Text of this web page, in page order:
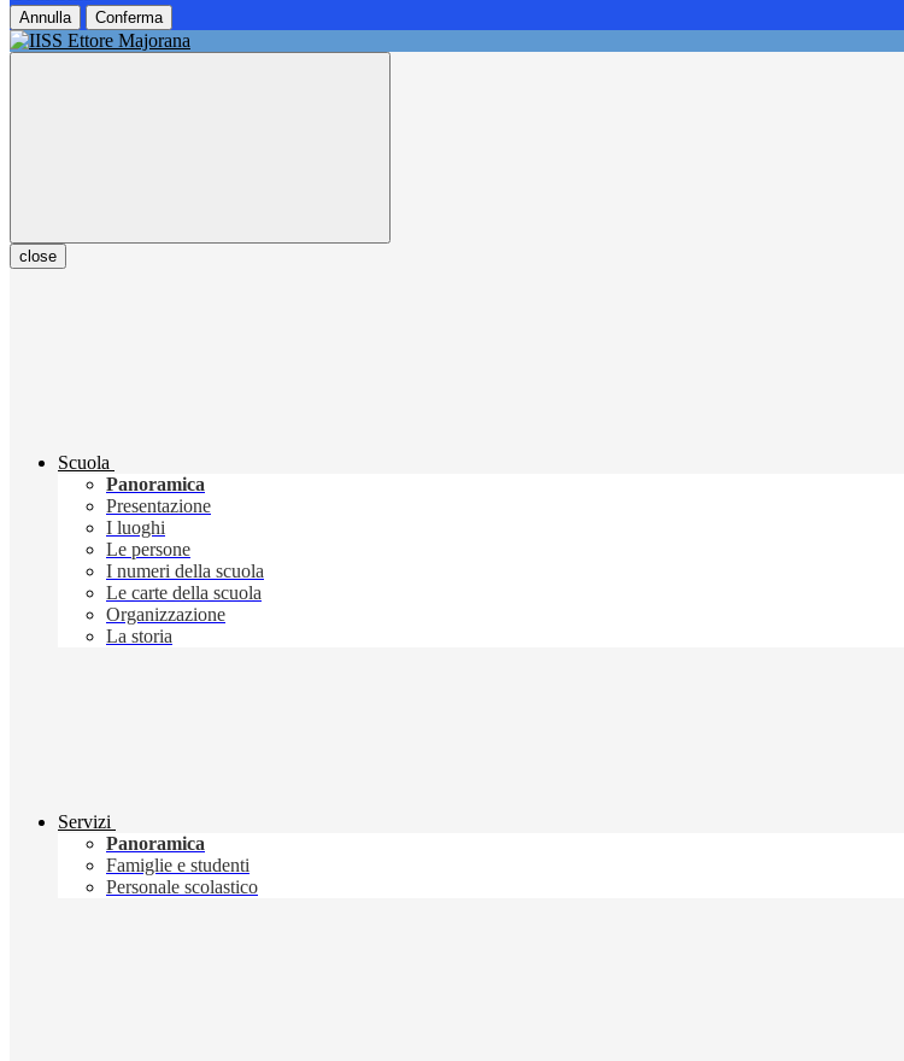
Annulla Conferma
close
Scuola
Panoramica
Presentazione
I luoghi
Le persone
I numeri della scuola
Le carte della scuola
Organizzazione
La storia
Servizi
Panoramica
Famiglie e studenti
Personale scolastico